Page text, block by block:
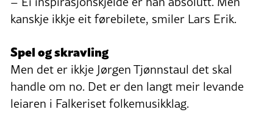
kanskje ikkje eit førebilete, smiler Lars Erik.
Spel og skravling
Men det er ikkje Jørgen Tjønnstaul det skal
handle om no. Det er den langt meir levande
leiaren i Falkeriset folkemusikklag.